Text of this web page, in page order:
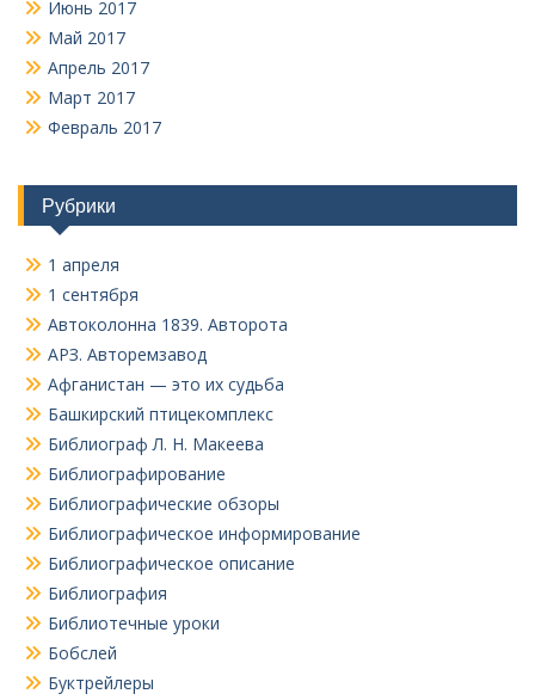
Июнь 2017
Май 2017
Апрель 2017
Март 2017
Февраль 2017
Рубрики
1 апреля
1 сентября
Автоколонна 1839. Авторота
АРЗ. Авторемзавод
Афганистан — это их судьба
Башкирский птицекомплекс
Библиограф Л. Н. Макеева
Библиографирование
Библиографические обзоры
Библиографическое информирование
Библиографическое описание
Библиография
Библиотечные уроки
Бобслей
Буктрейлеры